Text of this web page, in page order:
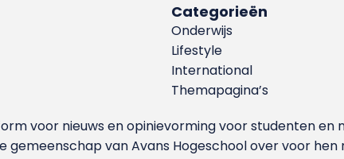
Categorieën
Onderwijs
Lifestyle
International
Themapagina’s
voor nieuws en opinievorming voor studenten en
gemeenschap van Avans Hogeschool over voor